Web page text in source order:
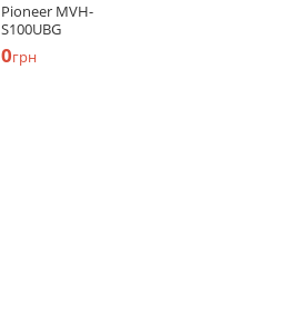
Pioneer MVH-
S100UBG
0грн